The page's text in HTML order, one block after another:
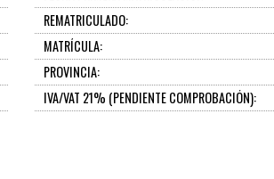
REMATRICULADO:
MATRÍCULA:
PROVINCIA:
IVA/VAT 21% (PENDIENTE COMPROBACIÓN):